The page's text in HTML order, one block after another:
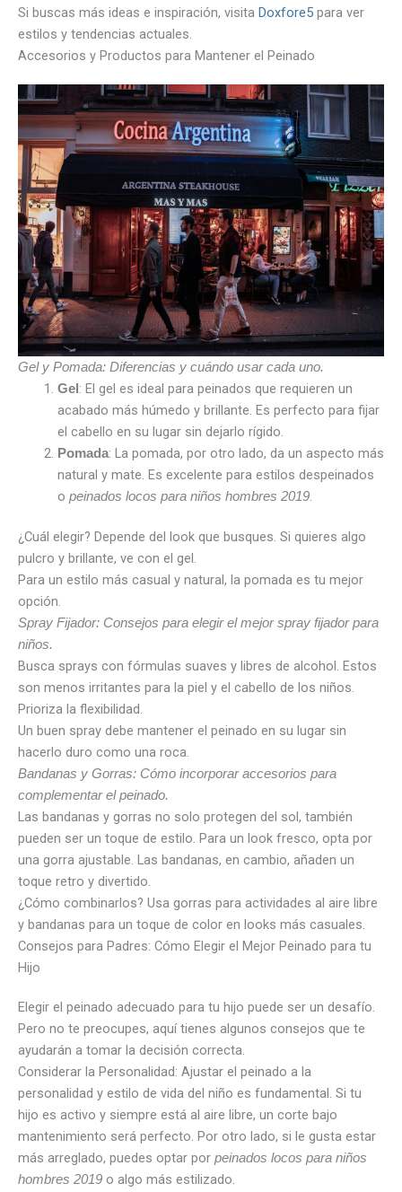
Si buscas más ideas e inspiración, visita Doxfore5 para ver
estilos y tendencias actuales.
Accesorios y Productos para Mantener el Peinado
Gel y Pomada: Diferencias y cuándo usar cada uno.
Gel: El gel es ideal para peinados que requieren un
acabado más húmedo y brillante. Es perfecto para fijar
el cabello en su lugar sin dejarlo rígido.
Pomada: La pomada, por otro lado, da un aspecto más
natural y mate. Es excelente para estilos despeinados
o peinados locos para niños hombres 2019.
¿Cuál elegir? Depende del look que busques. Si quieres algo
pulcro y brillante, ve con el gel.
Para un estilo más casual y natural, la pomada es tu mejor
opción.
Spray Fijador: Consejos para elegir el mejor spray fijador para
niños.
Busca sprays con fórmulas suaves y libres de alcohol. Estos
son menos irritantes para la piel y el cabello de los niños.
Prioriza la flexibilidad.
Un buen spray debe mantener el peinado en su lugar sin
hacerlo duro como una roca.
Bandanas y Gorras: Cómo incorporar accesorios para
complementar el peinado.
Las bandanas y gorras no solo protegen del sol, también
pueden ser un toque de estilo. Para un look fresco, opta por
una gorra ajustable. Las bandanas, en cambio, añaden un
toque retro y divertido.
¿Cómo combinarlos? Usa gorras para actividades al aire libre
y bandanas para un toque de color en looks más casuales.
Consejos para Padres: Cómo Elegir el Mejor Peinado para tu
Hijo
Elegir el peinado adecuado para tu hijo puede ser un desafío.
Pero no te preocupes, aquí tienes algunos consejos que te
ayudarán a tomar la decisión correcta.
Considerar la Personalidad: Ajustar el peinado a la
personalidad y estilo de vida del niño es fundamental. Si tu
hijo es activo y siempre está al aire libre, un corte bajo
mantenimiento será perfecto. Por otro lado, si le gusta estar
más arreglado, puedes optar por peinados locos para niños
hombres 2019 o algo más estilizado.